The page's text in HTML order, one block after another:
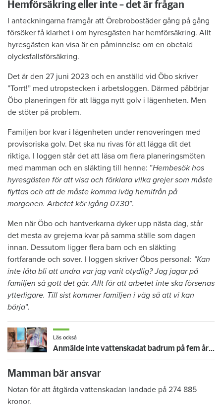
Hemförsäkring eller inte – det är frågan
I anteckningarna framgår att Örebrobostäder gång på gång
försöker få klarhet i om hyresgästen har hemförsäkring. Allt
hyresgästen kan visa är en påminnelse om en obetald
olycksfallsförsäkring.
Det är den 27 juni 2023 och en anställd vid Öbo skriver
”Torrt!” med utropstecken i arbetsloggen. Därmed påbörjar
Öbo planeringen för att lägga nytt golv i lägenheten. Men
de stöter på problem.
Familjen bor kvar i lägenheten under renoveringen med
provisoriska golv. Det ska nu rivas för att lägga dit det
riktiga. I loggen står det att läsa om flera planeringsmöten
med mamman och en släkting till henne: ”Hembesök hos
hyresgästen för att visa och förklara vilka grejer som måste
flyttas och att de måste komma iväg hemifrån på
morgonen. Arbetet kör igång 07.30”.
Men när Öbo och hantverkarna dyker upp nästa dag, står
det mesta av grejerna kvar på samma ställe som dagen
innan. Dessutom ligger flera barn och en släkting
fortfarande och sover. I loggen skriver Öbos personal: ”Kan
inte låta bli att undra var jag varit otydlig? Jag jagar på
familjen så gott det går. Allt för att arbetet inte ska försenas
ytterligare. Till sist kommer familjen i väg så att vi kan
börja”.
Läs också
Anmälde inte vattenskadat badrum på fem år – krävs på 125 000 kronor
Mamman bär ansvar
Notan för att åtgärda vattenskadan landade på 274 885
kronor.